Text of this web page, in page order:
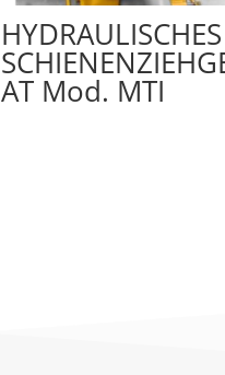
HYDRAULISCHES
AT Mod. MTI